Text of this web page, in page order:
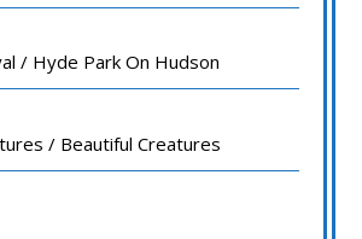
/ Hyde Park On Hudson
/ Beautiful Creatures